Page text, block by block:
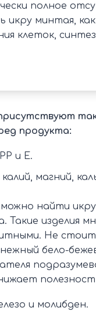
полное
икру минтая,
клеток,
продукта:
и Е.
магний,
найти
Такие изделия
Не
бело-
и молибден.